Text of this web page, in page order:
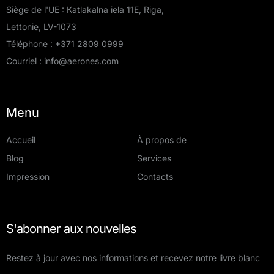
Siège de l'UE : Katlakalna iela 11E, Riga,
Lettonie, LV-1073
Téléphone : +371 2809 0999
Courriel : info@aerones.com
Menu
Accueil
À propos de
Blog
Services
Impression
Contacts
S'abonner aux nouvelles
Restez à jour avec nos informations et recevez notre livre blanc